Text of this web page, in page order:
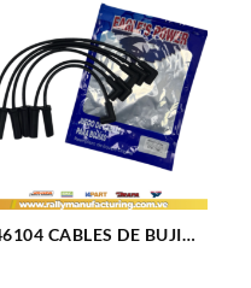
6CIL 8 MM (2671)
CABLES DE BUJIA